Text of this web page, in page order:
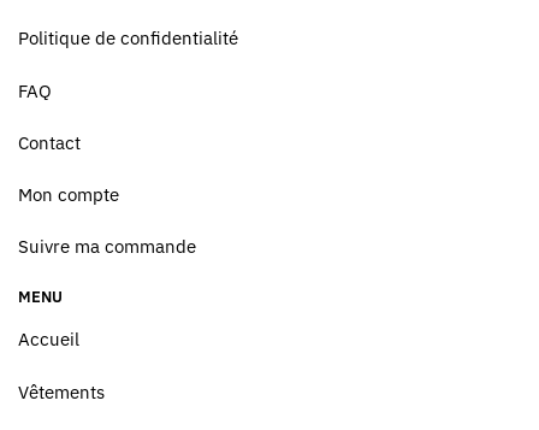
Politique de confidentialité
FAQ
Contact
Mon compte
Suivre ma commande
MENU
Accueil
Vêtements